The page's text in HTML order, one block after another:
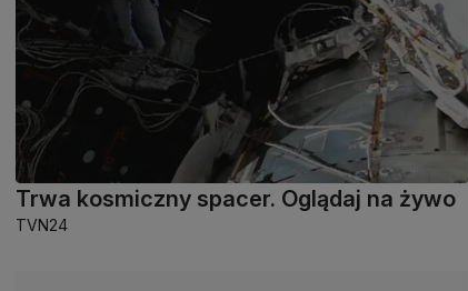
Trwa kosmiczny spacer. Oglądaj na żywo
TVN24